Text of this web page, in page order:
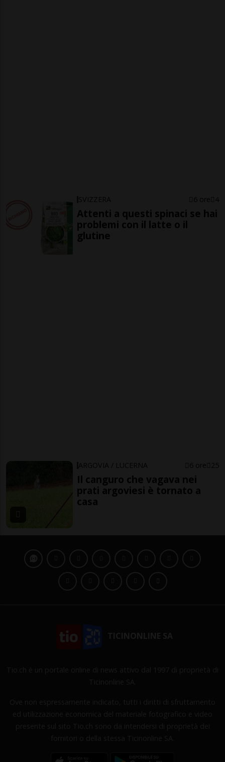
SVIZZERA 6 ore 4
Attenti a questi spinaci se hai
problemi con il latte o il
glutine
ARGOVIA / LUCERNA 6 ore 25
Il canguro che vagava nei
prati argoviesi è tornato a
casa